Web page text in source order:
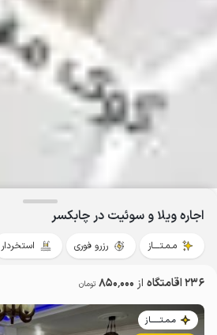
اجاره ویلا و سوئیت در چابکسر
مـمـتــــاز رزرو فوری استخردار
236 اقامتگاه از 850٬000 تومان
مـمـتــــــاز